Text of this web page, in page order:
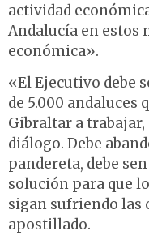
actividad
Andalucía en estos
económica».
«El Ejecutivo debe
de 5.000 andaluces
Gibraltar a
diálogo. Debe
pandereta, debe
solución para que
sigan sufriendo las
apostillado.